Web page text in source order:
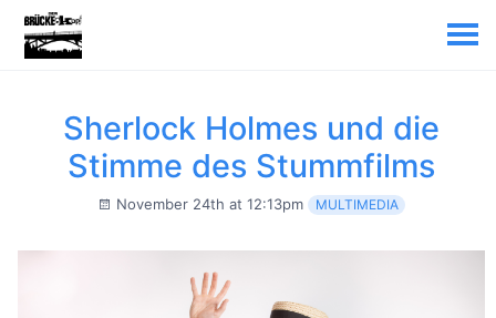
Sherlock Holmes und die
Stimme des Stummfilms
November 24th at 12:13pm MULTIMEDIA